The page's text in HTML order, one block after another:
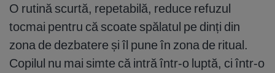
O rutină scurtă, repetabilă, reduce refuzul
tocmai pentru că scoate spălatul pe dinți din
zona de dezbatere și îl pune în zona de ritual.
Copilul nu mai simte că intră într-o luptă, ci într-o